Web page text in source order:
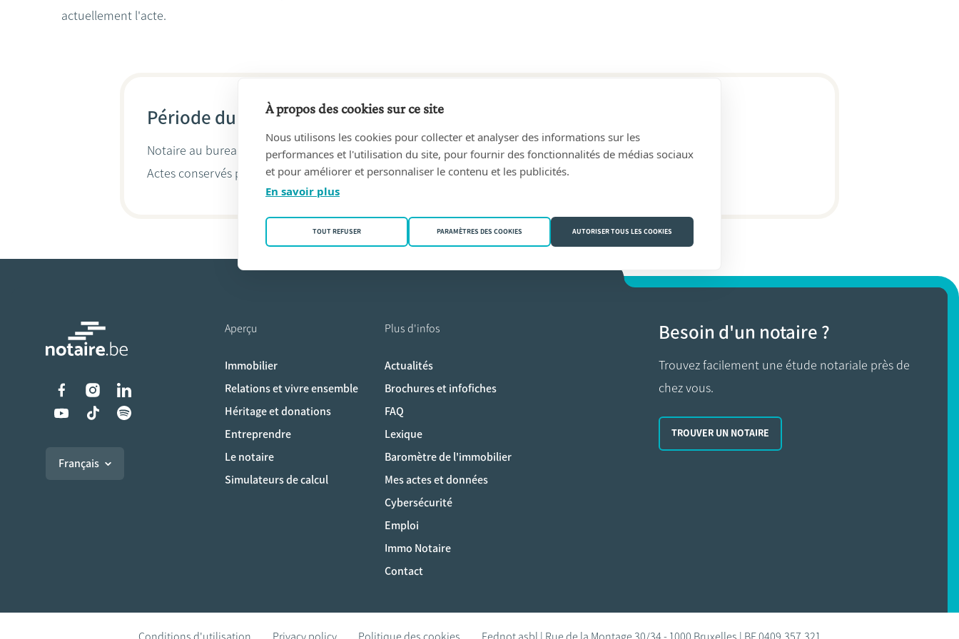
actuellement l'acte.
Période du 01/01/1920 au 15/06/1955
Notaire au bureau SOINNE, Fernand (9000 Gent)
Actes conservés par
Stijn Raes
Liens vers les réseaux sociaux
Français
Aperçu
Immobilier
Relations et vivre ensemble
Héritage et donations
Entreprendre
Le notaire
Simulateurs de calcul
Plus d'infos
Actualités
Brochures et infofiches
FAQ
Lexique
Baromètre de l'immobilier
Mes actes et données
Cybersécurité
Emploi
Immo Notaire
Contact
Besoin d'un notaire ?
Trouvez facilement une étude notariale près de
chez vous.
TROUVER UN NOTAIRE
À propos des cookies sur ce site
Nous utilisons les cookies pour collecter et analyser des informations sur les
performances et l'utilisation du site, pour fournir des fonctionnalités de médias sociaux
et pour améliorer et personnaliser le contenu et les publicités.
En savoir plus
TOUT REFUSER PARAMÈTRES DES COOKIES AUTORISER TOUS LES COOKIES